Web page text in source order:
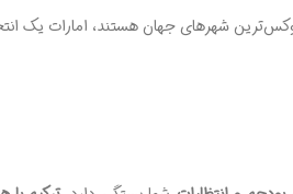
شهرهای جهان هستند، امارات یک